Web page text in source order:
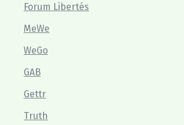
Forum Libertés
MeWe
WeGo
GAB
Gettr
Truth